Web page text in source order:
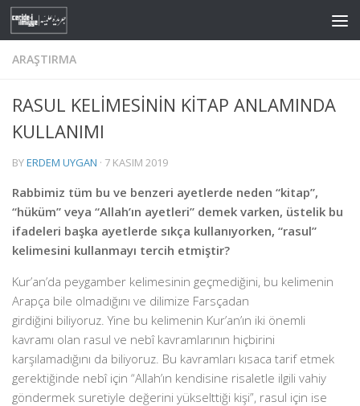
Skip to content
ARAŞTIRMA
RASUL KELİMESİNİN KİTAP ANLAMINDA
KULLANIMI
BYERDEM UYGAN · 7 KASIM 2019
Rabbimiz tüm bu ve benzeri ayetlerde neden “kitap”,
“hüküm” veya “Allah’ın ayetleri” demek varken, üstelik bu
ifadeleri başka ayetlerde sıkça kullanıyorken, “rasul”
kelimesini kullanmayı tercih etmiştir?
Kur’an’da peygamber kelimesinin geçmediğini, bu kelimenin
Arapça bile olmadığını ve dilimize Farsçadan
girdiğini biliyoruz. Yine bu kelimenin Kur’an’ın iki önemli
kavramı olan rasul ve nebî kavramlarının hiçbirini
karşılamadığını da biliyoruz. Bu kavramları kısaca tarif etmek
gerektiğinde nebî için “Allah’ın kendisine risaletle ilgili vahiy
göndermek suretiyle değerini yükselttiği kişi”, rasul için ise